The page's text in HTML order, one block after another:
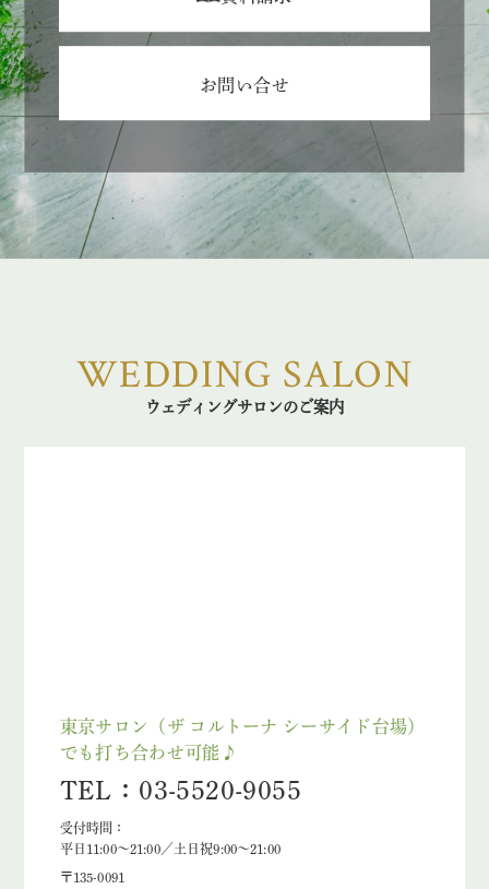
お問い合せ
WEDDING SALON
ウェディングサロンのご案内
東京サロン（ザ コルトーナ シーサイド台場）
でも打ち合わせ可能♪
TEL：03-5520-9055
受付時間：
平日11:00～21:00／土日祝9:00～21:00
〒135-0091